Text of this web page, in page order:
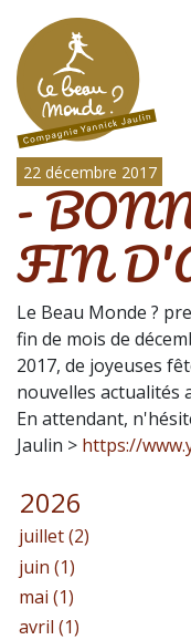
22 décembre 2017
-
FIN
Le Beau Monde ?
fin de mois de
2017, de joyeuses
nouvelles actualités
En attendant,
Jaulin > https://
2026
juillet (2)
juin (1)
mai (1)
avril (1)